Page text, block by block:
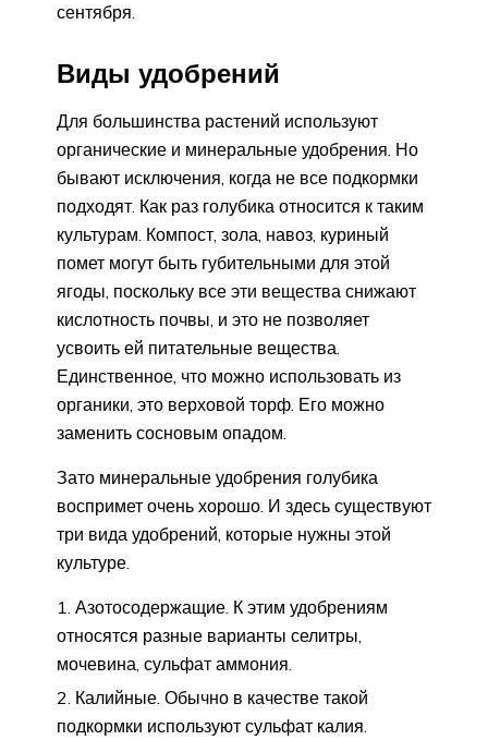
сентября.
Виды удобрений
Для большинства растений используют
органические и минеральные удобрения. Но
бывают исключения, когда не все подкормки
подходят. Как раз голубика относится к таким
культурам. Компост, зола, навоз, куриный
помет могут быть губительными для этой
ягоды, поскольку все эти вещества снижают
кислотность почвы, и это не позволяет
усвоить ей питательные вещества.
Единственное, что можно использовать из
органики, это верховой торф. Его можно
заменить сосновым опадом.
Зато минеральные удобрения голубика
воспримет очень хорошо. И здесь существуют
три вида удобрений, которые нужны этой
культуре.
Азотосодержащие. К этим удобрениям
относятся разные варианты селитры,
мочевина, сульфат аммония.
Калийные. Обычно в качестве такой
подкормки используют сульфат калия.